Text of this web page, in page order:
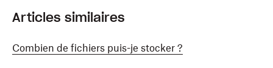
Articles similaires
Combien de fichiers puis-je stocker ?